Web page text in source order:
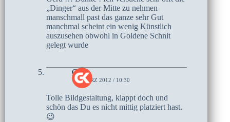
„Dinger“ aus der Mitte zu nehmen
manschmall past das ganze sehr Gut
manchmal scheint ein wenig Künstlich
auszusehen obwohl in Goldene Schnit
gelegt wurde
Gerd
13. MÄRZ 2012 / 10:30
Tolle Bildgestaltung, klappt doch und
schön das Du es nicht mittig platziert hast.
😉